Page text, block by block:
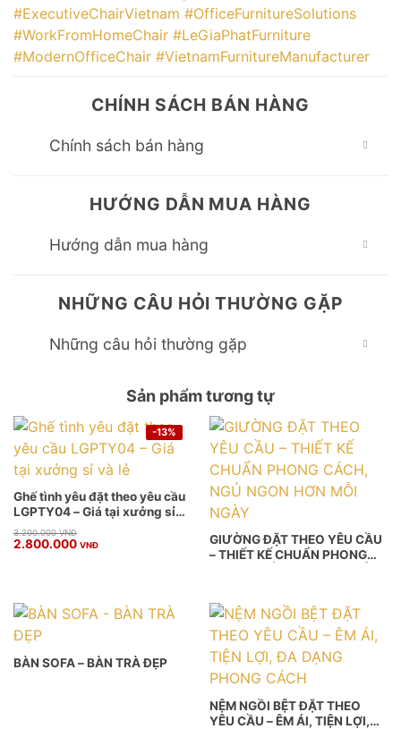
#ExecutiveChairVietnam #OfficeFurnitureSolutions
#WorkFromHomeChair #LeGiaPhatFurniture
#ModernOfficeChair #VietnamFurnitureManufacturer
CHÍNH SÁCH BÁN HÀNG
Chính sách bán hàng
HƯỚNG DẪN MUA HÀNG
Hướng dẫn mua hàng
NHỮNG CÂU HỎI THƯỜNG GẶP
Những câu hỏi thường gặp
Sản phẩm tương tự
-13%
Ghế tình yêu đặt theo yêu cầu
LGPTY04 – Giá tại xưởng sỉ
và lẻ
3.200.000VNĐ
Giá
gốc
2.800.000 VNĐ
Giá
hiện
GIƯỜNG ĐẶT THEO YÊU CẦU
– THIẾT KẾ CHUẨN PHONG
BÀN SOFA – BÀN TRÀ ĐẸP
NỆM NGỒI BỆT ĐẶT THEO
YÊU CẦU – ÊM ÁI, TIỆN LỢI,